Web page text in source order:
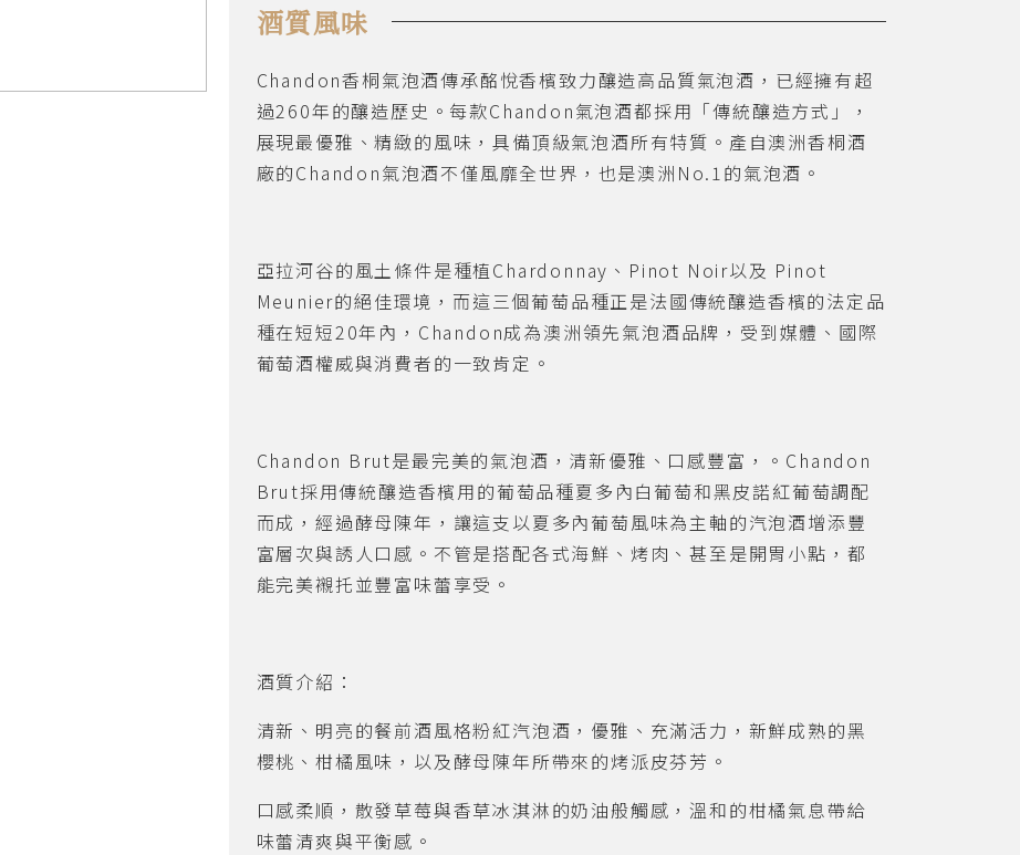
酒質風味
Chandon香桐氣泡酒傳承酩悅香檳致力釀造高品質氣泡酒，已經擁有超
過260年的釀造歷史。每款Chandon氣泡酒都採用「傳統釀造方式」，
展現最優雅、精緻的風味，具備頂級氣泡酒所有特質。產自澳洲香桐酒
廠的Chandon氣泡酒不僅風靡全世界，也是澳洲 No.1的氣泡酒。
亞拉河谷的風土條件是種植Chardonnay 、 Pinot Noir以及 Pinot
Meunier的絕佳環境，而這三個葡萄品種正是法國傳統釀造香檳的法定品
種在短短20年內， Chandon成為澳洲領先氣泡酒品牌，受到媒體、國際
葡萄酒權威與消費者的一致肯定。
Chandon Brut是最完美的氣泡酒，清新優雅、口感豐富，。 Chandon
Brut採用傳統釀造香檳用的葡萄品種夏多內白葡萄和黑皮諾紅葡萄調配
而成，經過酵母陳年，讓這支以夏多內葡萄風味為主軸的汽泡酒增添豐
富層次與誘人口感。不管是搭配各式海鮮、烤肉、甚至是開胃小點，都
能完美襯托並豐富味蕾享受。
酒質介紹：
清新、明亮的餐前酒風格粉紅汽泡酒，優雅、充滿活力，新鮮成熟的黑
櫻桃、柑橘風味，以及酵母陳年所帶來的烤派皮芬芳。
口感柔順，散發草莓與香草冰淇淋的奶油般觸感，溫和的柑橘氣息帶給
味蕾清爽與平衡感。